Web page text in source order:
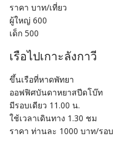
ราคา บาท/เที่ยว
ผู้ใหญ่ 600
เด็ก 500
เรือไปเกาะลังกาวี
ขึ้นเรือที่หาดพัทยา
ออฟฟิศบันดาหยาสปีดโบ๊ท
มีรอบเดียว 11.00 น.
ใช้เวลาเดินทาง 1.30 ชม
ราคา ท่านละ 1000 บาท/รอบ